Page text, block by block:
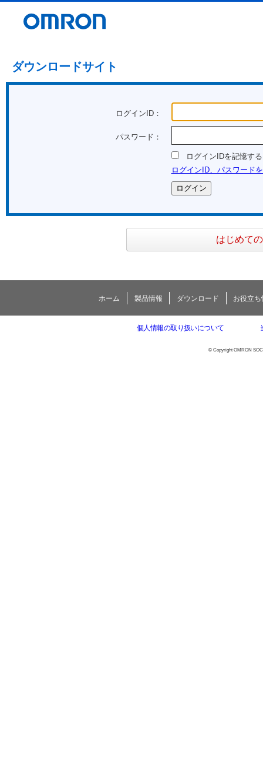
ダウンロードサイト
ログインID：
パスワード：
ログインIDを記憶する
ログインID、パスワード
はじめて
ホーム 製品情報 ダウンロード お役立ち
個人情報の取り扱いについて
© Copyright OMRON